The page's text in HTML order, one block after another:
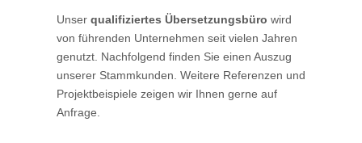
Unser qualifiziertes Übersetzungsbüro wird
von führenden Unternehmen seit vielen Jahren
genutzt. Nachfolgend finden Sie einen Auszug
unserer Stammkunden. Weitere Referenzen und
Projektbeispiele zeigen wir Ihnen gerne auf
Anfrage.